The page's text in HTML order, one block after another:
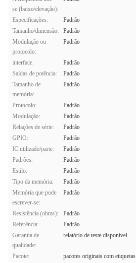
se (baixo/elevação):
Especificações:
Padrão
Tamanho/dimensão:
Padrão
Modulação ou
protocolo:
Padrão
interface:
Padrão
Saídas de potência:
Padrão
Tamanho de
memória:
Padrão
Protocolo:
Padrão
Modulação:
Padrão
Relações de série:
Padrão
GPIO:
Padrão
IC utilizado/parte:
Padrão
Padrões:
Padrão
Estilo:
Padrão
Tipo da memória:
Padrão
Memória que pode
escrever-se:
Padrão
Resistência (ohms):
Padrão
Referência:
Padrão
Garantia de
qualidade:
relatório de teste disponível
Pacote:
pacotes originais com etiquetas